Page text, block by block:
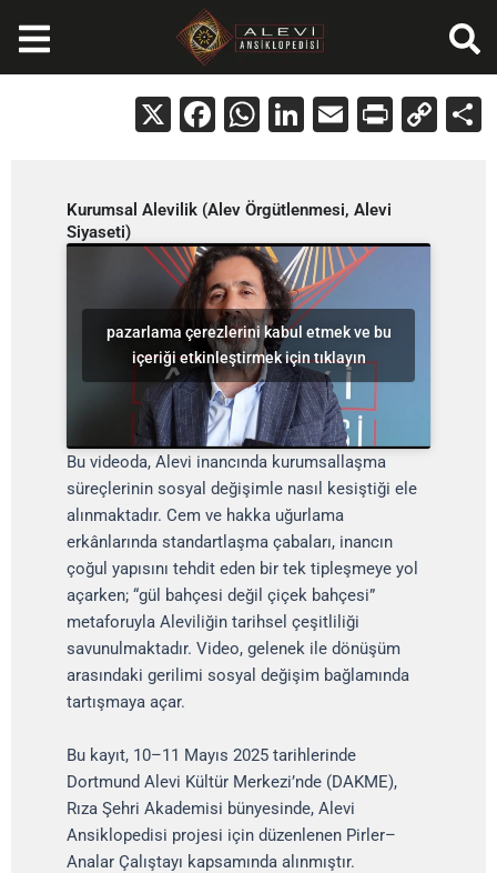
atla
X Facebook
WhatsApp
LinkedIn
EmailPrint
Kurumsal Alevilik (Alev Örgütlenmesi, Alevi
Siyaseti)
pazarlama çerezlerini kabul etmek ve bu
içeriği etkinleştirmek için tıklayın
Bu videoda, Alevi inancında kurumsallaşma
süreçlerinin sosyal değişimle nasıl kesiştiği ele
alınmaktadır. Cem ve hakka uğurlama
erkânlarında standartlaşma çabaları, inancın
çoğul yapısını tehdit eden bir tek tipleşmeye yol
açarken; “gül bahçesi değil çiçek bahçesi”
metaforuyla Aleviliğin tarihsel çeşitliliği
savunulmaktadır. Video, gelenek ile dönüşüm
arasındaki gerilimi sosyal değişim bağlamında
tartışmaya açar.
Bu kayıt, 10–11 Mayıs 2025 tarihlerinde
Dortmund Alevi Kültür Merkezi’nde (DAKME),
Rıza Şehri Akademisi bünyesinde, Alevi
Ansiklopedisi projesi için düzenlenen Pirler–
Analar Çalıştayı kapsamında alınmıştır.